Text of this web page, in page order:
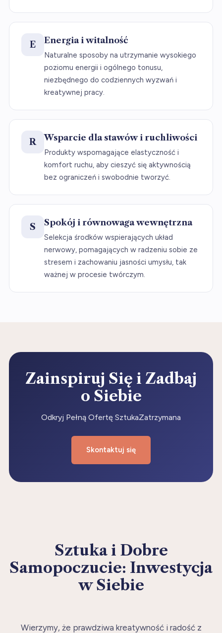
E Energia i witalność
Naturalne sposoby na utrzymanie wysokiego
poziomu energii i ogólnego tonusu,
niezbędnego do codziennych wyzwań i
kreatywnej pracy.
R Wsparcie dla stawów i ruchliwości
Produkty wspomagające elastyczność i
komfort ruchu, aby cieszyć się aktywnością
bez ograniczeń i swobodnie tworzyć.
S Spokój i równowaga wewnętrzna
Selekcja środków wspierających układ
nerwowy, pomagających w radzeniu sobie ze
stresem i zachowaniu jasności umysłu, tak
ważnej w procesie twórczym.
Zainspiruj Się i Zadbaj
o Siebie
Odkryj Pełną Ofertę SztukaZatrzymana
Skontaktuj się
Sztuka i Dobre
Samopoczucie: Inwestycja
w Siebie
Wierzymy, że prawdziwa kreatywność i radość z